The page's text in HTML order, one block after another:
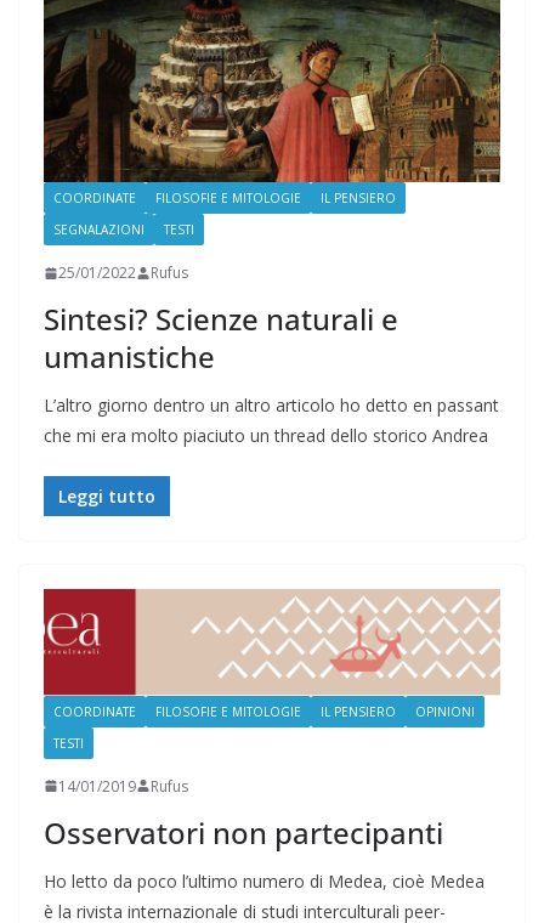
COORDINATE FILOSOFIE E MITOLOGIE
IL PENSIERO
SEGNALAZIONI
TESTI
25/01/2022 Rufus
Sintesi? Scienze naturali e
umanistiche
L’altro giorno dentro un altro articolo ho detto en passant
che mi era molto piaciuto un thread dello storico Andrea
Leggi tutto
COORDINATE FILOSOFIE E MITOLOGIE IL PENSIERO
OPINIONI
TESTI
14/01/2019 Rufus
Osservatori non partecipanti
Ho letto da poco l’ultimo numero di Medea, cioè Medea
è la rivista internazionale di studi interculturali peer-